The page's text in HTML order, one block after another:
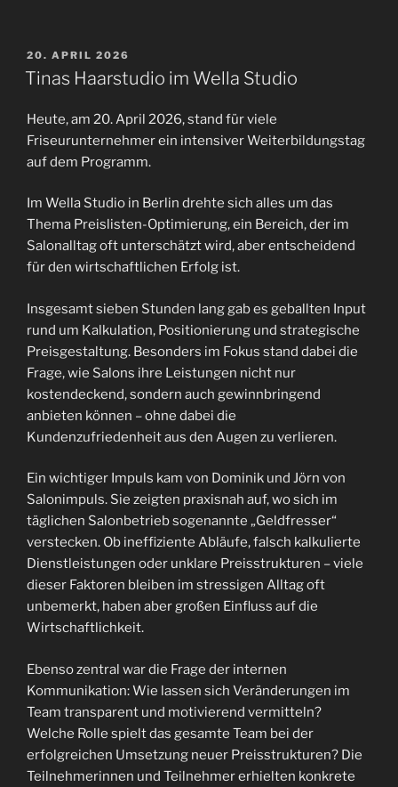
VERÖFFENTLICHT
AM
20. APRIL 2026
Tinas Haarstudio im Wella Studio
Heute, am 20. April 2026, stand für viele
Friseurunternehmer ein intensiver Weiterbildungstag
auf dem Programm.
Im Wella Studio in Berlin drehte sich alles um das
Thema Preislisten-Optimierung, ein Bereich, der im
Salonalltag oft unterschätzt wird, aber entscheidend
für den wirtschaftlichen Erfolg ist.
Insgesamt sieben Stunden lang gab es geballten Input
rund um Kalkulation, Positionierung und strategische
Preisgestaltung. Besonders im Fokus stand dabei die
Frage, wie Salons ihre Leistungen nicht nur
kostendeckend, sondern auch gewinnbringend
anbieten können – ohne dabei die
Kundenzufriedenheit aus den Augen zu verlieren.
Ein wichtiger Impuls kam von Dominik und Jörn von
Salonimpuls. Sie zeigten praxisnah auf, wo sich im
täglichen Salonbetrieb sogenannte „Geldfresser“
verstecken. Ob ineffiziente Abläufe, falsch kalkulierte
Dienstleistungen oder unklare Preisstrukturen – viele
dieser Faktoren bleiben im stressigen Alltag oft
unbemerkt, haben aber großen Einfluss auf die
Wirtschaftlichkeit.
Ebenso zentral war die Frage der internen
Kommunikation: Wie lassen sich Veränderungen im
Team transparent und motivierend vermitteln?
Welche Rolle spielt das gesamte Team bei der
erfolgreichen Umsetzung neuer Preisstrukturen? Die
Teilnehmerinnen und Teilnehmer erhielten konkrete